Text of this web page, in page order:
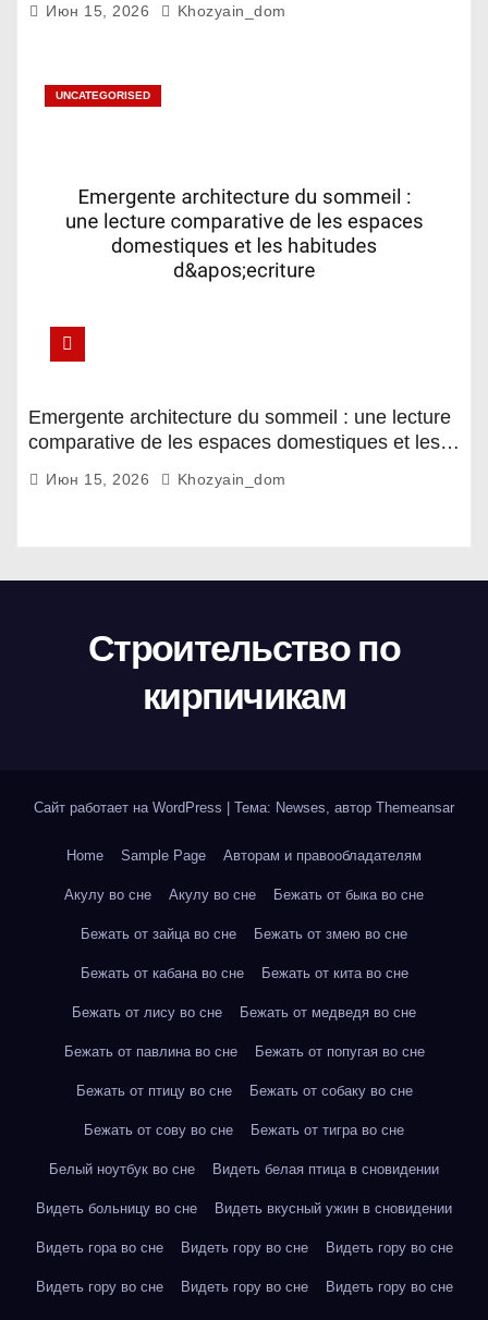
Июн 15, 2026 Khozyain_dom
UNCATEGORISED
Emergente architecture du sommeil : une lecture
comparative de les espaces domestiques et les
Июн 15, 2026 Khozyain_dom
Строительство по
кирпичикам
Сайт работает на WordPress | Тема: Newses, автор Themeansar
Home Sample Page Авторам и правообладателям
Акулу во сне Акулу во сне Бежать от быка во сне
Бежать от зайца во сне Бежать от змею во сне
Бежать от кабана во сне Бежать от кита во сне
Бежать от лису во сне Бежать от медведя во сне
Бежать от павлина во сне Бежать от попугая во сне
Бежать от птицу во сне Бежать от собаку во сне
Бежать от сову во сне Бежать от тигра во сне
Белый ноутбук во сне Видеть белая птица в сновидении
Видеть больницу во сне Видеть вкусный ужин в сновидении
Видеть гора во сне Видеть гору во сне Видеть гору во сне
Видеть гору во сне Видеть гору во сне Видеть гору во сне